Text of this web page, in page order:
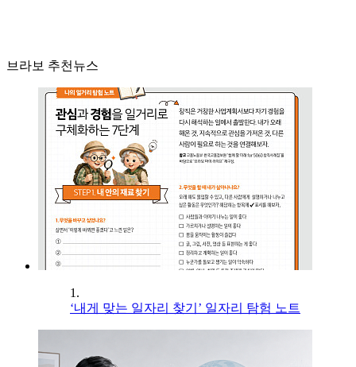
브라보 추천뉴스
1.
‘내게 맞는 일자리 찾기’ 일자리 탐험 노트